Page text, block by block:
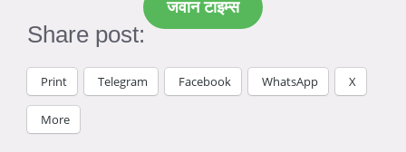
जवान टाइम्स
Share post:
Print Telegram Facebook WhatsApp X
More